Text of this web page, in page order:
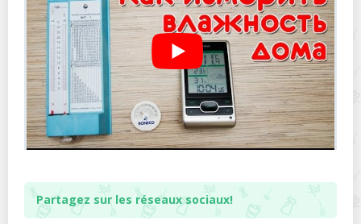
Partagez sur les réseaux sociaux!